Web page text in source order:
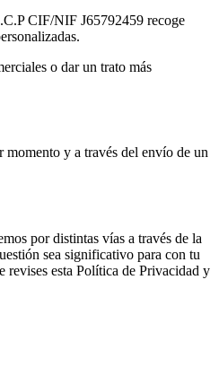
CIF/NIF J65792459 recoge
o dar un trato más
momento y a través del envío de un
por distintas vías a través de la
sea significativo para con tu
revises esta Política de Privacidad y